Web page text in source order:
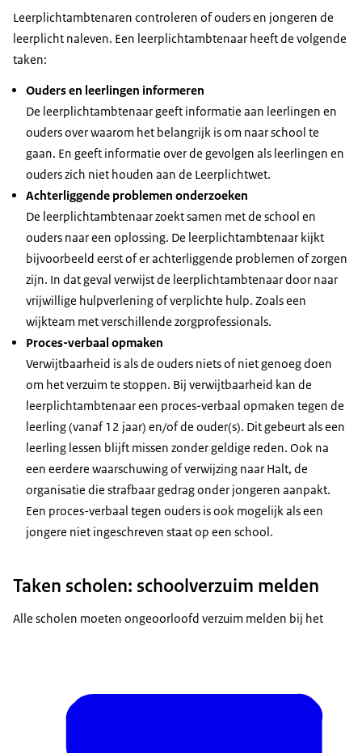
Leerplichtambtenaren controleren of ouders en jongeren de
leerplicht naleven. Een leerplichtambtenaar heeft de volgende
taken:
Ouders en leerlingen informeren
De leerplichtambtenaar geeft informatie aan leerlingen en
ouders over waarom het belangrijk is om naar school te
gaan. En geeft informatie over de gevolgen als leerlingen en
ouders zich niet houden aan de Leerplichtwet.
Achterliggende problemen onderzoeken
De leerplichtambtenaar zoekt samen met de school en
ouders naar een oplossing. De leerplichtambtenaar kijkt
bijvoorbeeld eerst of er achterliggende problemen of zorgen
zijn. In dat geval verwijst de leerplichtambtenaar door naar
vrijwillige hulpverlening of verplichte hulp. Zoals een
wijkteam met verschillende zorgprofessionals.
Proces-verbaal opmaken
Verwijtbaarheid is als de ouders niets of niet genoeg doen
om het verzuim te stoppen. Bij verwijtbaarheid kan de
leerplichtambtenaar een proces-verbaal opmaken tegen de
leerling (vanaf 12 jaar) en/of de ouder(s). Dit gebeurt als een
leerling lessen blijft missen zonder geldige reden. Ook na
een eerdere waarschuwing of verwijzing naar Halt, de
organisatie die strafbaar gedrag onder jongeren aanpakt.
Een proces-verbaal tegen ouders is ook mogelijk als een
jongere niet ingeschreven staat op een school.
Taken scholen: schoolverzuim melden
Alle scholen moeten ongeoorloofd verzuim melden bij het